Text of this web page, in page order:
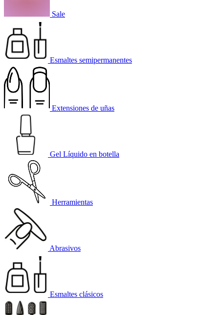
Sale
Esmaltes semipermanentes
Extensiones de uñas
Gel Líquido en botella
Herramientas
Abrasivos
Esmaltes clásicos